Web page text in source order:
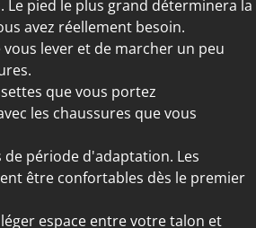
Le pied le plus grand déterminera la
avez réellement besoin.
vous lever et de marcher un peu
que vous portez
les chaussures que vous
de période d'adaptation. Les
être confortables dès le premier
espace entre votre talon et